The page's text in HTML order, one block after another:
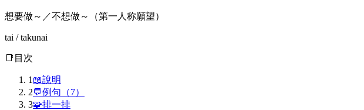
想要做～／不想做～（第一人称願望）
tai / takunai
📑 目次
1 📖說明
2💬例句（7）
3🧩排一排